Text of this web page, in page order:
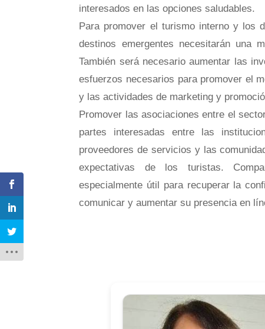
interesados en las opciones saludables.
Para promover el turismo interno y los
destinos emergentes necesitarán una
También será necesario aumentar las
esfuerzos necesarios para promover el
y las actividades de marketing y
Promover las asociaciones entre el
partes interesadas entre las
proveedores de servicios y las
expectativas de los turistas.
especialmente útil para recuperar la
comunicar y aumentar su presencia en